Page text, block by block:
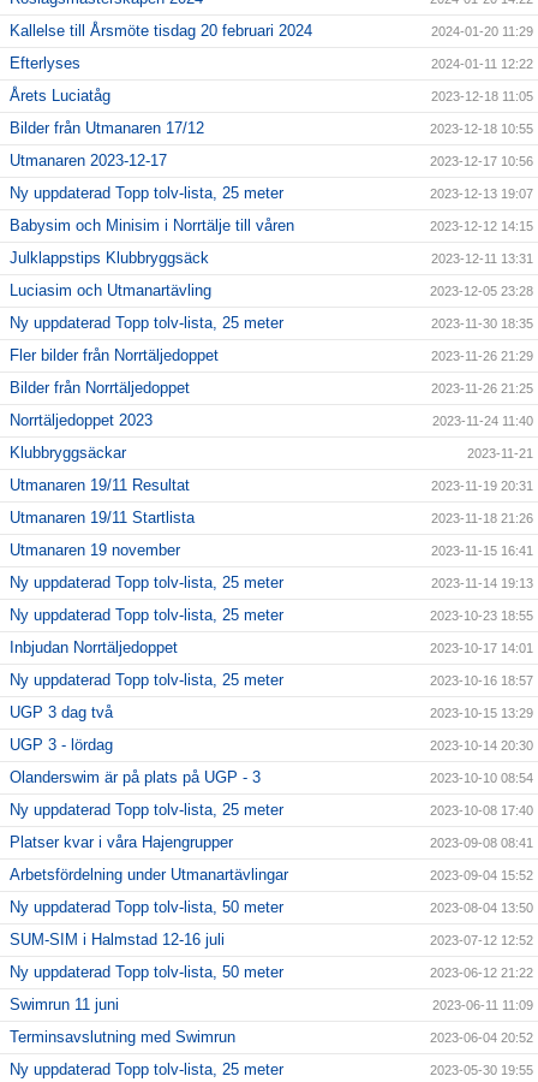
Kallelse till Årsmöte tisdag 20 februari 2024 2024-01-20 11:29
Efterlyses 2024-01-11 12:22
Årets Luciatåg 2023-12-18 11:05
Bilder från Utmanaren 17/12 2023-12-18 10:55
Utmanaren 2023-12-17 2023-12-17 10:56
Ny uppdaterad Topp tolv-lista, 25 meter 2023-12-13 19:07
Babysim och Minisim i Norrtälje till våren 2023-12-12 14:15
Julklappstips Klubbryggsäck 2023-12-11 13:31
Luciasim och Utmanartävling 2023-12-05 23:28
Ny uppdaterad Topp tolv-lista, 25 meter 2023-11-30 18:35
Fler bilder från Norrtäljedoppet 2023-11-26 21:29
Bilder från Norrtäljedoppet 2023-11-26 21:25
Norrtäljedoppet 2023 2023-11-24 11:40
Klubbryggsäckar 2023-11-21
Utmanaren 19/11 Resultat 2023-11-19 20:31
Utmanaren 19/11 Startlista 2023-11-18 21:26
Utmanaren 19 november 2023-11-15 16:41
Ny uppdaterad Topp tolv-lista, 25 meter 2023-11-14 19:13
Ny uppdaterad Topp tolv-lista, 25 meter 2023-10-23 18:55
Inbjudan Norrtäljedoppet 2023-10-17 14:01
Ny uppdaterad Topp tolv-lista, 25 meter 2023-10-16 18:57
UGP 3 dag två 2023-10-15 13:29
UGP 3 - lördag 2023-10-14 20:30
Olanderswim är på plats på UGP - 3 2023-10-10 08:54
Ny uppdaterad Topp tolv-lista, 25 meter 2023-10-08 17:40
Platser kvar i våra Hajengrupper 2023-09-08 08:41
Arbetsfördelning under Utmanartävlingar 2023-09-04 15:52
Ny uppdaterad Topp tolv-lista, 50 meter 2023-08-04 13:50
SUM-SIM i Halmstad 12-16 juli 2023-07-12 12:52
Ny uppdaterad Topp tolv-lista, 50 meter 2023-06-12 21:22
Swimrun 11 juni 2023-06-11 11:09
Terminsavslutning med Swimrun 2023-06-04 20:52
Ny uppdaterad Topp tolv-lista, 25 meter 2023-05-30 19:55